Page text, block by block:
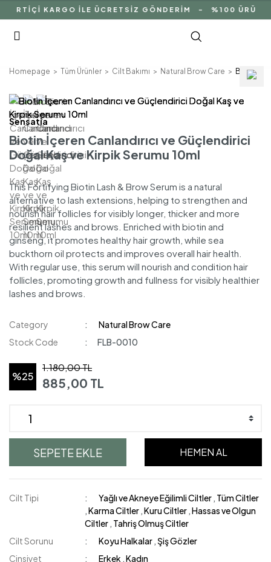
KARGO İLE ÜCRETSİZ GÖNDERİM - %100 ÜRÜN
Homepage Tüm Ürünler Cilt Bakımı Natural Brow Care Biotin
Sensatia
Biotin İçeren Canlandırıcı ve Güçlendirici
Doğal Kaş ve Kirpik Serumu 10ml
This Fortifying Biotin Lash & Brow Serum is a natural
alternative to lash extensions, helping to strengthen and
nourish hair follicles for visibly longer, thicker and more
resilient lashes and brows. Enriched with biotin and
ginseng, it promotes healthy hair growth, while sea
buckthorn oil protects and improves overall hair health.
With regular use, this serum will nourish and condition hair
follicles, promoting growth and fullness for visibly healthier
lashes and brows.
Category
Natural Brow Care
Stock Code
FLB-0010
%25
1.180,00 TL
885,00 TL
SEPETE EKLE HEMEN AL
Cilt Tipi Yağlı ve Akneye Eğilimli Ciltler , Tüm Ciltler
,Karma Ciltler ,Kuru Ciltler ,Hassas ve Olgun
Ciltler , Tahriş Olmuş Ciltler
Cilt Sorunu
Koyu Halkalar ,Şiş Gözler
Cinsiyet
Erkek ,Kadın